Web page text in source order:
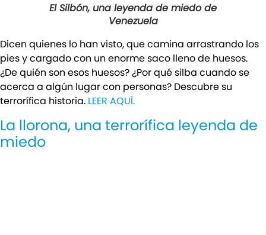
El Silbón, una leyenda de miedo de
Venezuela
Dicen quienes lo han visto, que camina arrastrando los
pies y cargado con un enorme saco lleno de huesos.
¿De quién son esos huesos? ¿Por qué silba cuando se
acerca a algún lugar con personas? Descubre su
terrorífica historia. LEER AQUÍ.
La llorona, una terrorífica leyenda de
miedo